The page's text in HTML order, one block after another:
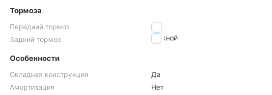
Тормоза
Передний тормоз
Нет
Задний тормоз
Ножной
Особенности
Складная конструкция
Да
Амортизация
Нет